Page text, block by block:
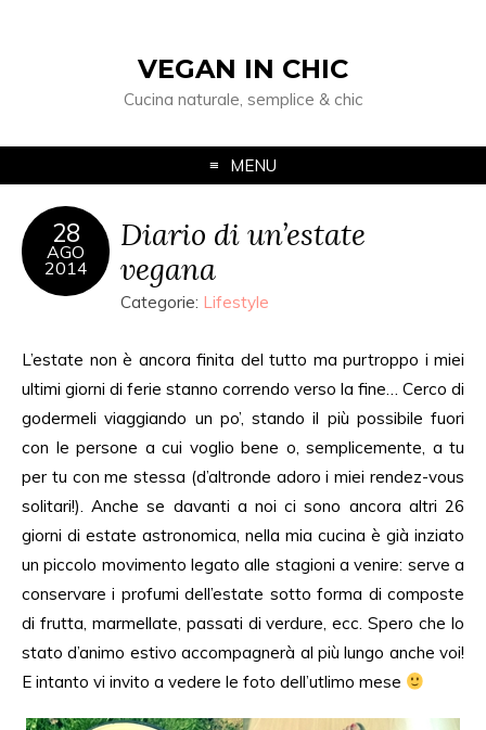
VEGAN IN CHIC
Cucina naturale, semplice & chic
MENU
28
AGO
2014
Diario di un’estate
vegana
Categorie: Lifestyle
L’estate non è ancora finita del tutto ma purtroppo i miei
ultimi giorni di ferie stanno correndo verso la fine… Cerco di
godermeli viaggiando un po’, stando il più possibile fuori
con le persone a cui voglio bene o, semplicemente, a tu
per tu con me stessa (d’altronde adoro i miei rendez-vous
solitari!). Anche se davanti a noi ci sono ancora altri 26
giorni di estate astronomica, nella mia cucina è già inziato
un piccolo movimento legato alle stagioni a venire: serve a
conservare i profumi dell’estate sotto forma di composte
di frutta, marmellate, passati di verdure, ecc. Spero che lo
stato d’animo estivo accompagnerà al più lungo anche voi!
E intanto vi invito a vedere le foto dell’utlimo mese